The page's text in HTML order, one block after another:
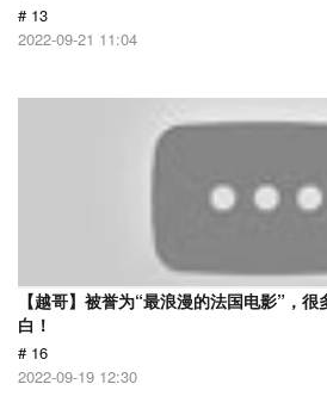
# 13
2022-09-21 11:04
【越哥】被誉为“最浪漫的法国电影”，
白！
# 16
2022-09-19 12:30